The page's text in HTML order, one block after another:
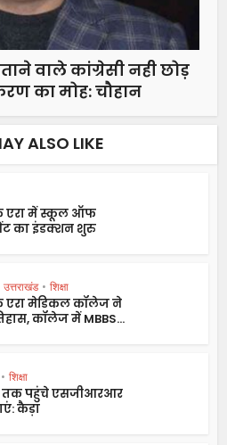
वाले कांग्रेसी नही छोड़
का मोह: चौहान
ALSO LIKE
एरा में स्कूल ऑफ
का इंडक्शन शुरु
उत्तराखंड • शिक्षा
एरा मेडिकल कॉलेज ने
कॉलेज में MBBS...
• शिक्षा
पहुंचे एसजीआरआर
कैड़ा